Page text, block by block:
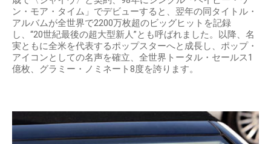
ン・モア・タイム」でデビューすると、翌年の同タイトル・
アルバムが全世界で2200万枚超のビッグヒットを記録
し、“20世紀最後の超大型新人”とも呼ばれました。以降、名
実ともに全米を代表するポップスターへと成長し、ポップ・
アイコンとしての名声を確立、全世界トータル・セールス1
億枚、グラミー・ノミネート8度を誇ります。